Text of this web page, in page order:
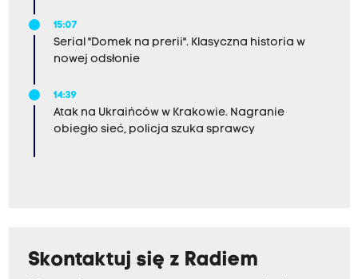
15:07
Serial "Domek na prerii". Klasyczna historia w
nowej odsłonie
14:39
Atak na Ukraińców w Krakowie. Nagranie
obiegło sieć, policja szuka sprawcy
Skontaktuj się z Radiem